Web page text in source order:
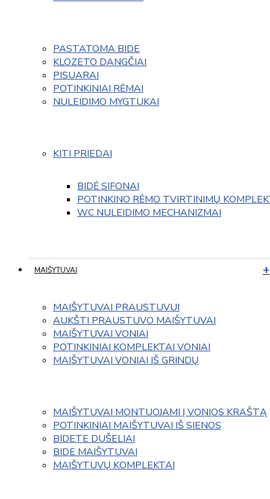
PASTATOMA BIDE
KLOZETO DANGČIAI
PISUARAI
POTINKINIAI RĖMAI
NULEIDIMO MYGTUKAI
KITI PRIEDAI
BIDĖ SIFONAI
POTINKINO RĖMO TVIRTINIMŲ
WC NULEIDIMO MECHANIZMAI
MAIŠYTUVAI
MAIŠYTUVAI PRAUSTUVUI
AUKŠTI PRAUSTUVO MAIŠYTUVAI
MAIŠYTUVAI VONIAI
POTINKINIAI KOMPLEKTAI VONIAI
MAIŠYTUVAI VONIAI IŠ GRINDŲ
MAIŠYTUVAI MONTUOJAMI Į VONIOS KRAŠTĄ
POTINKINIAI MAIŠYTUVAI IŠ SIENOS
BIDETE DUŠELIAI
BIDE MAIŠYTUVAI
MAIŠYTUVŲ KOMPLEKTAI